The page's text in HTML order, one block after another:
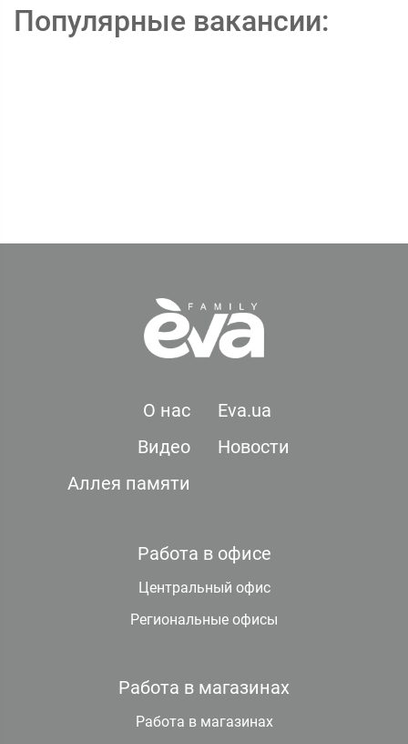
Популярные вакансии:
О нас
Eva.ua
Видео
Новости
Аллея памяти
Работа в офисе
Центральный офис
Региональные офисы
Работа в магазинах
Работа в магазинах